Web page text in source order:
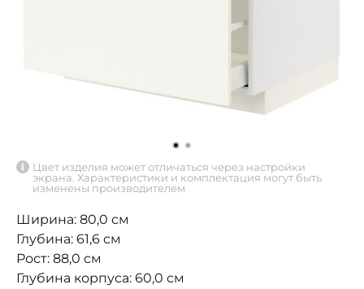
Цвет изделия может отличаться через настройки
экрана. Характеристики и комплектация могут быть
изменены производителем
Ширина: 80,0 см
Глубина: 61,6 см
Рост: 88,0 см
Глубина корпуса: 60,0 см